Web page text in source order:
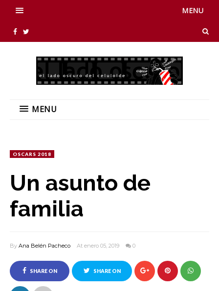
MENU
MENU
OSCARS 2018
Un asunto de
familia
By Ana Belén Pacheco At enero 05, 2019 0
SHARE ON SHARE ON